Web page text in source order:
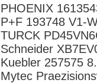
PHOENIX
P+F 193748 V1-
TURCK
Schneider
Kuebler 257575
Mytec